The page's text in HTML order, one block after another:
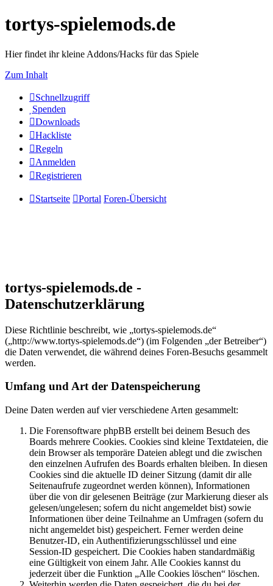
tortys-spielemods.de
Hier findet ihr kleine Addons/Hacks für das Spiele
Zum Inhalt
Schnellzugriff
Spenden
Downloads
Hackliste
Regeln
Anmelden
Registrieren
Startseite Portal Foren-Übersicht
tortys-spielemods.de -
Datenschutzerklärung
Diese Richtlinie beschreibt, wie „tortys-spielemods.de“
(„http://www.tortys-spielemods.de“) (im Folgenden „der Betreiber“)
die Daten verwendet, die während deines Foren-Besuchs gesammelt
werden.
Umfang und Art der Datenspeicherung
Deine Daten werden auf vier verschiedene Arten gesammelt:
Die Forensoftware phpBB erstellt bei deinem Besuch des
Boards mehrere Cookies. Cookies sind kleine Textdateien, die
dein Browser als temporäre Dateien ablegt und die zwischen
den einzelnen Aufrufen des Boards erhalten bleiben. In diesen
Cookies sind die aktuelle ID deiner Sitzung (damit dir alle
Seitenaufrufe zugeordnet werden können), Informationen
über die von dir gelesenen Beiträge (zur Markierung dieser als
gelesen/ungelesen; sofern du nicht angemeldet bist) sowie
Informationen über deine Teilnahme an Umfragen (sofern du
nicht angemeldet bist) gespeichert. Ferner werden deine
Benutzer-ID, ein Authentifizierungsschlüssel und eine
Session-ID gespeichert. Die Cookies haben standardmäßig
eine Gültigkeit von einem Jahr. Alle Cookies kannst du
jederzeit über die Funktion „Alle Cookies löschen“ löschen.